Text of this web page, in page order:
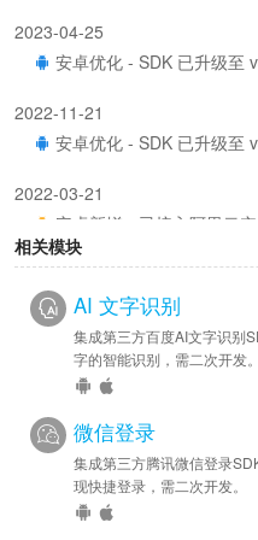
2023-04-25
安卓优化 - SDK 已升级至
2022-11-21
安卓优化 - SDK 已升级至
2022-03-21
安卓新增 - 已接入阿里云
相关模块
AI 文字识别
集成第三方百度AI文字识别
字的智能识别，需二次开发。
微信登录
集成第三方腾讯微信登录
现快捷登录，需二次开发。